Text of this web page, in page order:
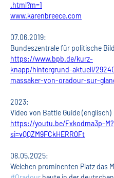
.html?m=1
www.karenbreece.com
07.06.2019:
Bundeszentrale für politische
https://www.bpb.de/kurz-
knapp/hintergrund-aktuell/
massaker-von-oradour-sur-
2023:
Video von Battle Guide (englisch)
https://youtu.be/Fxkodma3p-M?
si=vQQZM9FCkHERR0Ft
08.05.2025:
Welchen prominenten Platz das